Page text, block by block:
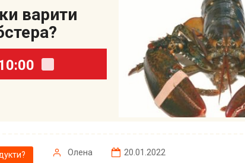
Олена 20.01.2022